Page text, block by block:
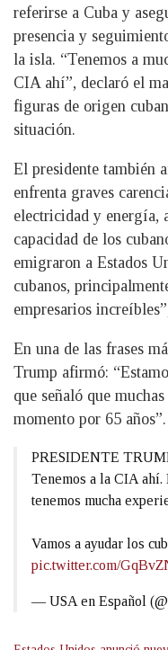
referirse a Cuba y
presencia y
la isla. “Tenemos a
CIA ahí”, declaró el
figuras de origen
situación.
El presidente también
enfrenta graves
electricidad y energía,
capacidad de los
emigraron a Estados
cubanos,
empresarios
En una de las frases
Trump afirmó:
que señaló que
momento por 65 años”.
PRESIDENTE
Tenemos a la CIA ahí.
tenemos mucha
Vamos a ayudar los
pic.twitter.com/
— USA en Español